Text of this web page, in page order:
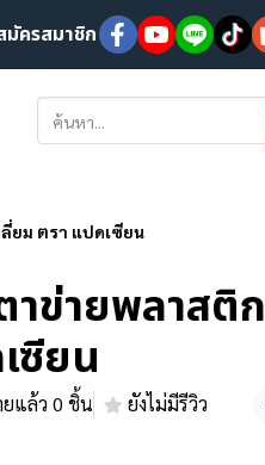
มัครสมาชิก
ยม ตรา แปดเซียน
าข่ายพลาสติก
ซียน
แล้ว 0 ชิ้น ยังไม่มีรีวิว